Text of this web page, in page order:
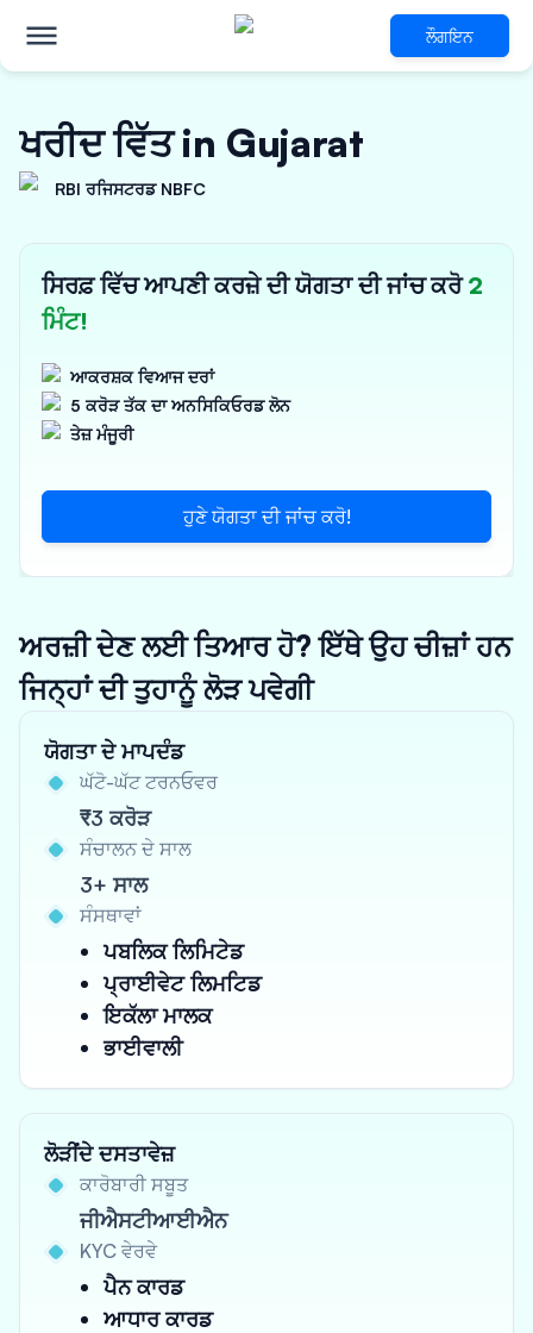
ਲੌਗਇਨ
ਖਰੀਦ ਵਿੱਤ in Gujarat
RBI ਰਜਿਸਟਰਡ NBFC
ਸਿਰਫ਼ ਵਿੱਚ ਆਪਣੀ ਕਰਜ਼ੇ ਦੀ ਯੋਗਤਾ ਦੀ ਜਾਂਚ ਕਰੋ2
ਮਿੰਟ!
ਆਕਰਸ਼ਕ ਵਿਆਜ ਦਰਾਂ
5 ਕਰੋੜ ਤੱਕ ਦਾ ਅਨਸਿਕਿਓਰਡ ਲੋਨ
ਤੇਜ਼ ਮੰਜੂਰੀ
ਹੁਣੇ ਯੋਗਤਾ ਦੀ ਜਾਂਚ ਕਰੋ!
ਅਰਜ਼ੀ ਦੇਣ ਲਈ ਤਿਆਰ ਹੋ? ਇੱਥੇ ਉਹ ਚੀਜ਼ਾਂ ਹਨ
ਜਿਨ੍ਹਾਂ ਦੀ ਤੁਹਾਨੂੰ ਲੋੜ ਪਵੇਗੀ
ਯੋਗਤਾ ਦੇ ਮਾਪਦੰਡ
ਘੱਟੋ-ਘੱਟ ਟਰਨਓਵਰ
₹3 ਕਰੋੜ
ਸੰਚਾਲਨ ਦੇ ਸਾਲ
3+ ਸਾਲ
ਸੰਸਥਾਵਾਂ
ਪਬਲਿਕ ਲਿਮਿਟੇਡ
ਪ੍ਰਾਈਵੇਟ ਲਿਮਟਿਡ
ਇਕੱਲਾ ਮਾਲਕ
ਭਾਈਵਾਲੀ
ਲੋੜੀਂਦੇ ਦਸਤਾਵੇਜ਼
ਕਾਰੋਬਾਰੀ ਸਬੂਤ
ਜੀਐਸਟੀਆਈਐਨ
KYC ਵੇਰਵੇ
ਪੈਨ ਕਾਰਡ
ਆਧਾਰ ਕਾਰਡ